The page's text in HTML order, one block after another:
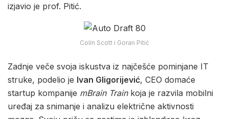
izjavio je prof. Pitić.
Colin Scott i Goran Pitić
Zadnje veče svoja iskustva iz najčešće pominjane IT
struke, podelio je Ivan Gligorijević, CEO domaće
startup kompanije mBrain Trainkoja je razvila mobilni
uređaj za snimanje i analizu električne aktivnosti